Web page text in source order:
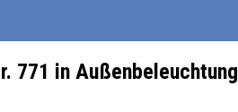
771 in Außenbeleuchtung